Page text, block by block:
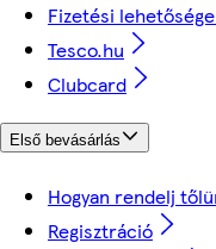
Fizetési
Tesco.hu
Clubcard
Első bevásárlás
Hogyan rendelj
Regisztráció